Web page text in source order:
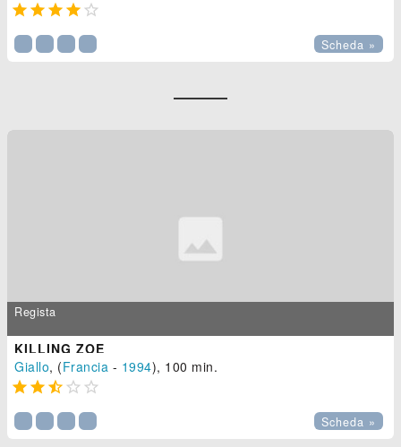
    
Scheda »
Regista
KILLING ZOE
Giallo, (Francia - 1994), 100 min.
    
Scheda »